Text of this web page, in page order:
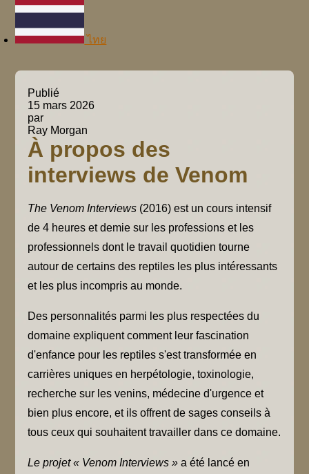
ไทย
Publié
15 mars 2026
par
Ray Morgan
À propos des
interviews de Venom
The Venom Interviews (2016) est un cours intensif
de 4 heures et demie sur les professions et les
professionnels dont le travail quotidien tourne
autour de certains des reptiles les plus intéressants
et les plus incompris au monde.
Des personnalités parmi les plus respectées du
domaine expliquent comment leur fascination
d'enfance pour les reptiles s'est transformée en
carrières uniques en herpétologie, toxinologie,
recherche sur les venins, médecine d'urgence et
bien plus encore, et ils offrent de sages conseils à
tous ceux qui souhaitent travailler dans ce domaine.
Le projet « Venom Interviews » a été lancé en